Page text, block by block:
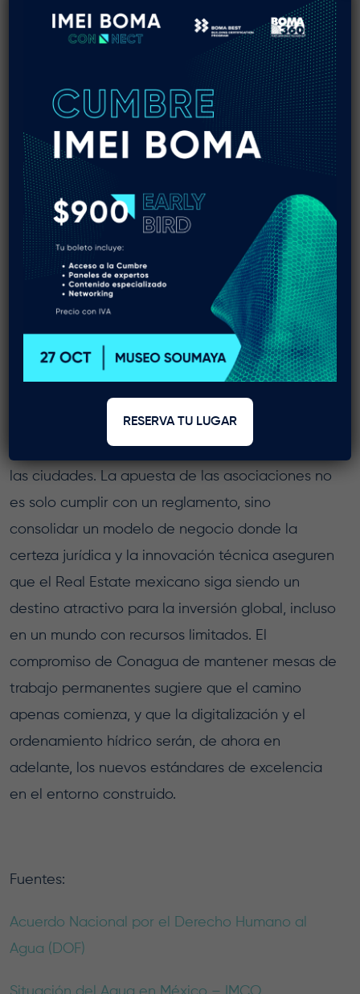
acceso al agua para la población más
vulnerable sin detener el motor económico que
representan los parques industriales y la
vivienda. Bosco Quinzaños Oria, presidente de la
ADI, ha destacado la apertura gubernamental
para construir estas reglas de forma conjunta,
permitiendo que la industria aporte su
experiencia en la optimización de recursos. Para
el sector representado por IMEI BOMA, este
diálogo es la oportunidad de demostrar que la
tecnología aplicada a la edificación es la mejor
herramienta para cumplir con la soberanía
alimentaria y el desarrollo urbano sin
comprometer el futuro del recurso.
Al final del día, el éxito de la Nueva Ley de Aguas
dependerá de la capacidad de los edificios para
transformarse en nodos de eficiencia dentro de
las ciudades. La apuesta de las asociaciones no
es solo cumplir con un reglamento, sino
consolidar un modelo de negocio donde la
certeza jurídica y la innovación técnica aseguren
que el Real Estate mexicano siga siendo un
destino atractivo para la inversión global, incluso
en un mundo con recursos limitados. El
compromiso de Conagua de mantener mesas de
trabajo permanentes sugiere que el camino
apenas comienza, y que la digitalización y el
ordenamiento hídrico serán, de ahora en
adelante, los nuevos estándares de excelencia
en el entorno construido.
Fuentes:
Acuerdo Nacional por el Derecho Humano al
Agua (DOF)
RESERVA TU LUGAR